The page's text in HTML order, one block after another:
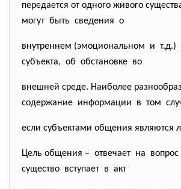
передается от одного живого
могут быть сведения о
внутреннем (эмоциональном и т.д.)
субъекта, об обстановке во
внешней среде. Наиболее
содержание информации в том
если субъектами общения являются
Цель общения – отвечает на
существо вступает в акт